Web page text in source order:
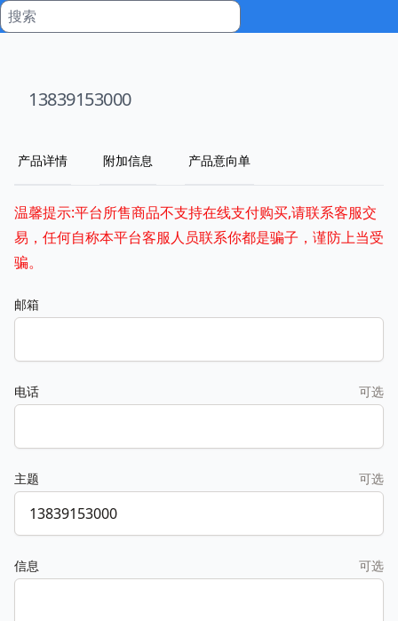
13839153000
产品详情 附加信息 产品意向单
温馨提示:平台所售商品不支持在线支付购买,请联系客服交
易，任何自称本平台客服人员联系你都是骗子，谨防上当受
骗。
邮箱
电话 可选
主题 可选
信息 可选